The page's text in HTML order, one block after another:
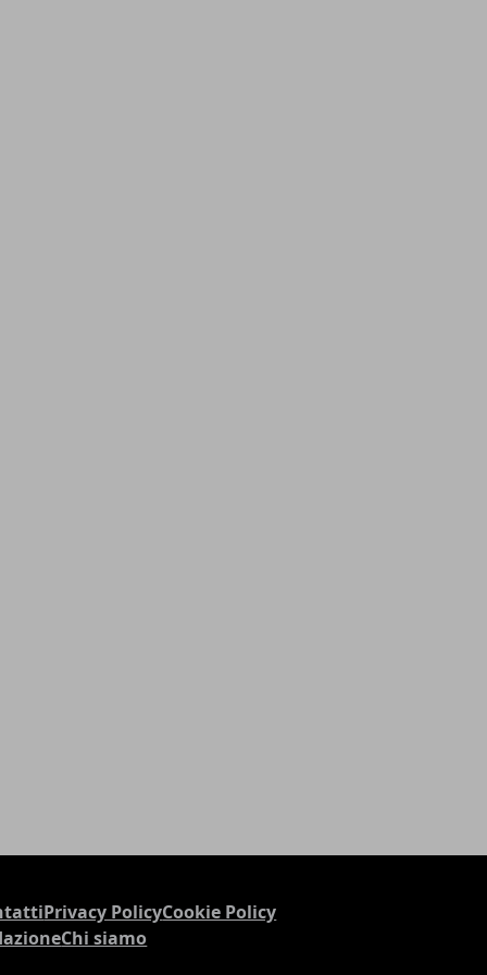
Privacy PolicyCookie Policy
Chi siamo